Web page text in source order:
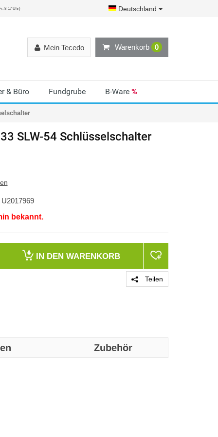
8-17 Uhr) Deutschland
Warenkorb 0
Mein Tecedo
& Büro Fundgrube B-Ware %
SLW-54 Schlüsselschalter
U2017969
bekannt.
IN DEN WARENKORB
Teilen
Zubehör